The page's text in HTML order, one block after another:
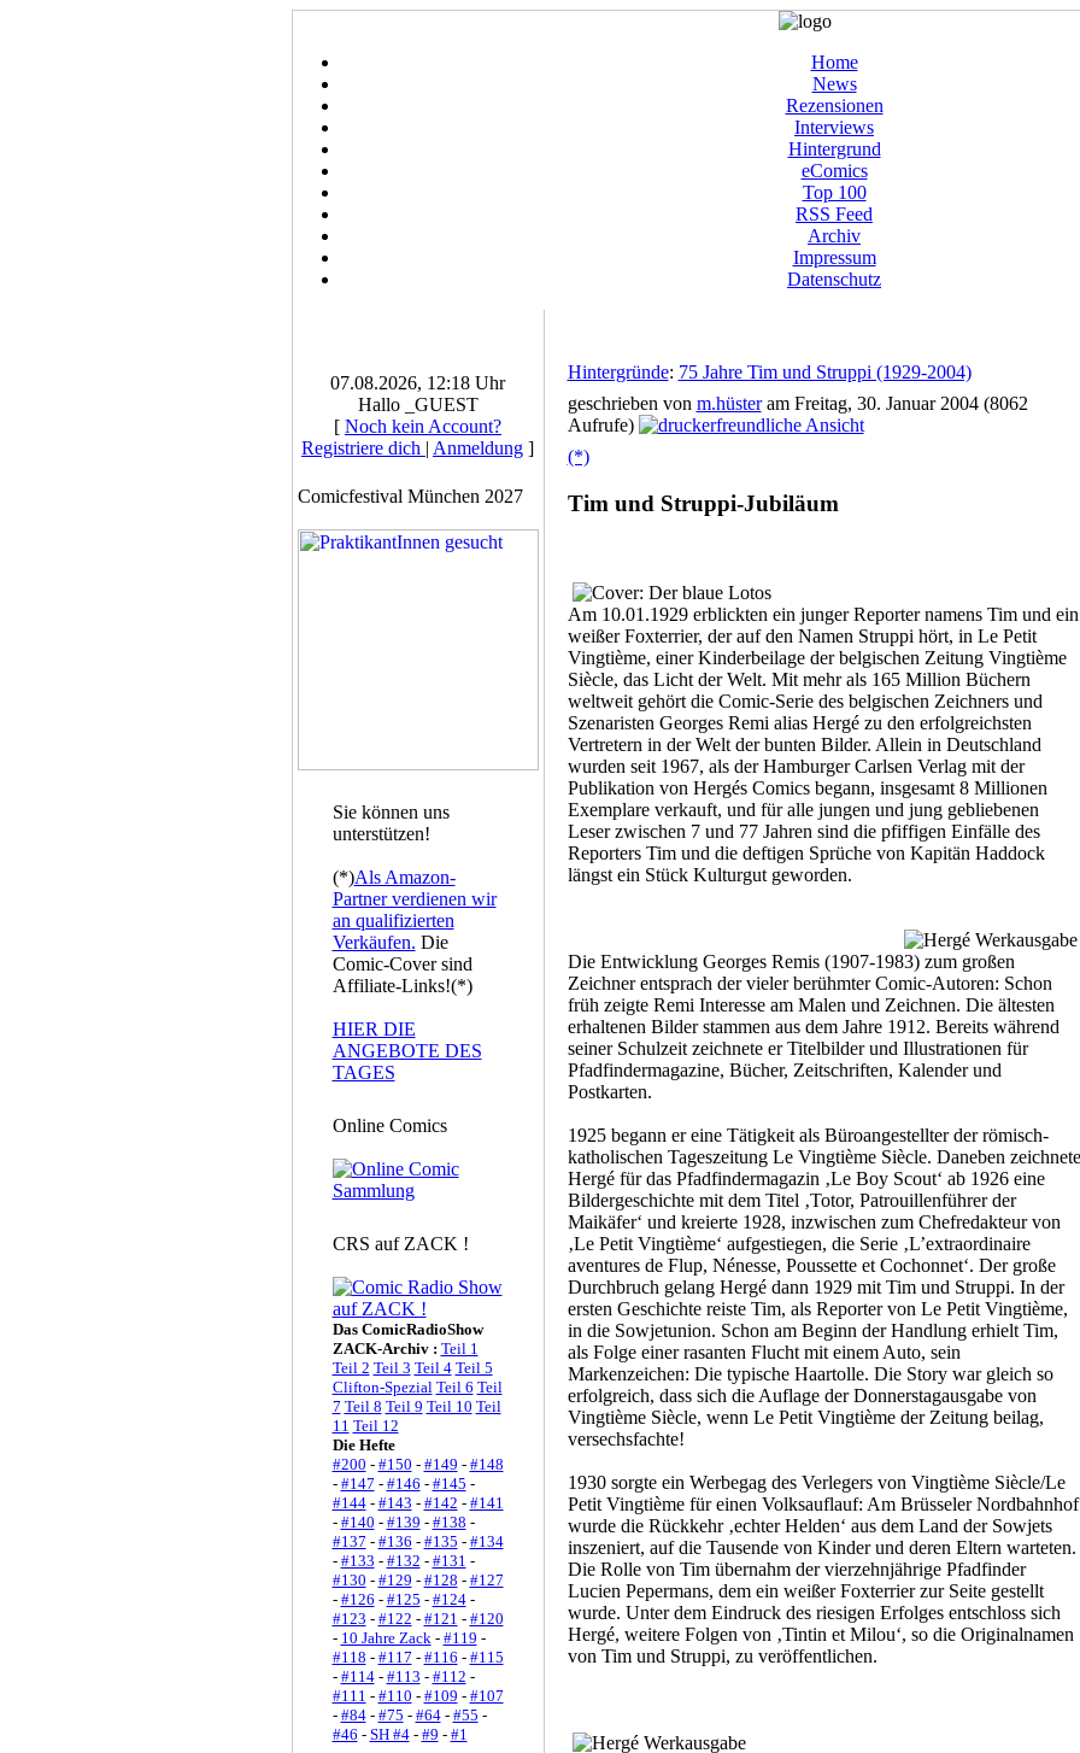
Home
News
Rezensionen
Interviews
Hintergrund
eComics
Top 100
RSS Feed
Archiv
Impressum
Datenschutz
07.08.2026, 12:18 Uhr
Hallo _GUEST
[ Noch kein Account?
Registriere dich | Anmeldung ]
Comicfestival München 2027
Sie können uns
unterstützen!
(*)Als Amazon-
Partner verdienen wir
an qualifizierten
Verkäufen. Die
Comic-Cover sind
Affiliate-Links!(*)
HIER DIE
ANGEBOTE DES
TAGES
Online Comics
CRS auf ZACK !
Das ComicRadioShow
ZACK-Archiv : Teil 1
Teil 2 Teil 3 Teil 4 Teil 5
Clifton-Spezial Teil 6 Teil
7 Teil 8 Teil 9 Teil 10 Teil
11 Teil 12
Die Hefte
#200 - #150 - #149 - #148
- #147 - #146 - #145 -
#144- #143 - #142 - #141
- #140 - #139 - #138 -
#137 - #136 - #135 - #134
- #133 - #132 - #131 -
#130 - #129 - #128 - #127
- #126 - #125 - #124-
#123 - #122 - #121 - #120
- 10 Jahre Zack- #119 -
#118 - #117 - #116 - #115
- #114- #113 - #112 -
#111 - #110 - #109 - #107
- #84- #75 - #64- #55 -
#46 - SH #4- #9 - #1
Hintergründe: 75 Jahre Tim und Struppi (1929-2004)
geschrieben von m.hüsteram Freitag, 30. Januar 2004 (8062
Aufrufe)
(*)
Tim und Struppi-Jubiläum
Am 10.01.1929 erblickten ein junger Reporter namens Tim und ein
weißer Foxterrier, der auf den Namen Struppi hört, in Le Petit
Vingtième, einer Kinderbeilage der belgischen Zeitung Vingtième
Siècle, das Licht der Welt. Mit mehr als 165 Million Büchern
weltweit gehört die Comic-Serie des belgischen Zeichners und
Szenaristen Georges Remi alias Hergé zu den erfolgreichsten
Vertretern in der Welt der bunten Bilder. Allein in Deutschland
wurden seit 1967, als der Hamburger Carlsen Verlag mit der
Publikation von Hergés Comics begann, insgesamt 8 Millionen
Exemplare verkauft, und für alle jungen und jung gebliebenen
Leser zwischen 7 und 77 Jahren sind die pfiffigen Einfälle des
Reporters Tim und die deftigen Sprüche von Kapitän Haddock
längst ein Stück Kulturgut geworden.
Die Entwicklung Georges Remis (1907-1983) zum großen
Zeichner entsprach der vieler berühmter Comic-Autoren: Schon
früh zeigte Remi Interesse am Malen und Zeichnen. Die ältesten
erhaltenen Bilder stammen aus dem Jahre 1912. Bereits während
seiner Schulzeit zeichnete er Titelbilder und Illustrationen für
Pfadfindermagazine, Bücher, Zeitschriften, Kalender und
Postkarten.
1925 begann er eine Tätigkeit als Büroangestellter der römisch-
katholischen Tageszeitung Le Vingtième Siècle. Daneben zeichnete
Hergé für das Pfadfindermagazin ‚Le Boy Scout‘ ab 1926 eine
Bildergeschichte mit dem Titel ‚Totor, Patrouillenführer der
Maikäfer‘ und kreierte 1928, inzwischen zum Chefredakteur von
‚Le Petit Vingtième‘ aufgestiegen, die Serie ‚L’extraordinaire
aventures de Flup, Nénesse, Poussette et Cochonnet‘. Der große
Durchbruch gelang Hergé dann 1929 mit Tim und Struppi. In der
ersten Geschichte reiste Tim, als Reporter von Le Petit Vingtième,
in die Sowjetunion. Schon am Beginn der Handlung erhielt Tim,
als Folge einer rasanten Flucht mit einem Auto, sein
Markenzeichen: Die typische Haartolle. Die Story war gleich so
erfolgreich, dass sich die Auflage der Donnerstagausgabe von
Vingtième Siècle, wenn Le Petit Vingtième der Zeitung beilag,
versechsfachte!
1930 sorgte ein Werbegag des Verlegers von Vingtième Siècle/Le
Petit Vingtième für einen Volksauflauf: Am Brüsseler Nordbahnhof
wurde die Rückkehr ‚echter Helden‘ aus dem Land der Sowjets
inszeniert, auf die Tausende von Kinder und deren Eltern warteten.
Die Rolle von Tim übernahm der vierzehnjährige Pfadfinder
Lucien Pepermans, dem ein weißer Foxterrier zur Seite gestellt
wurde. Unter dem Eindruck des riesigen Erfolges entschloss sich
Hergé, weitere Folgen von ‚Tintin et Milou‘, so die Originalnamen
von Tim und Struppi, zu veröffentlichen.